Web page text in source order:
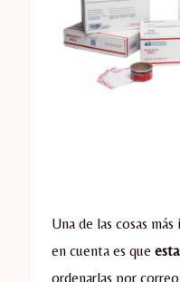
Una de las cosas
en cuenta es que
ordenarlas por